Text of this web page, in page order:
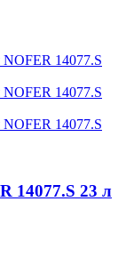
14077.S 23 л